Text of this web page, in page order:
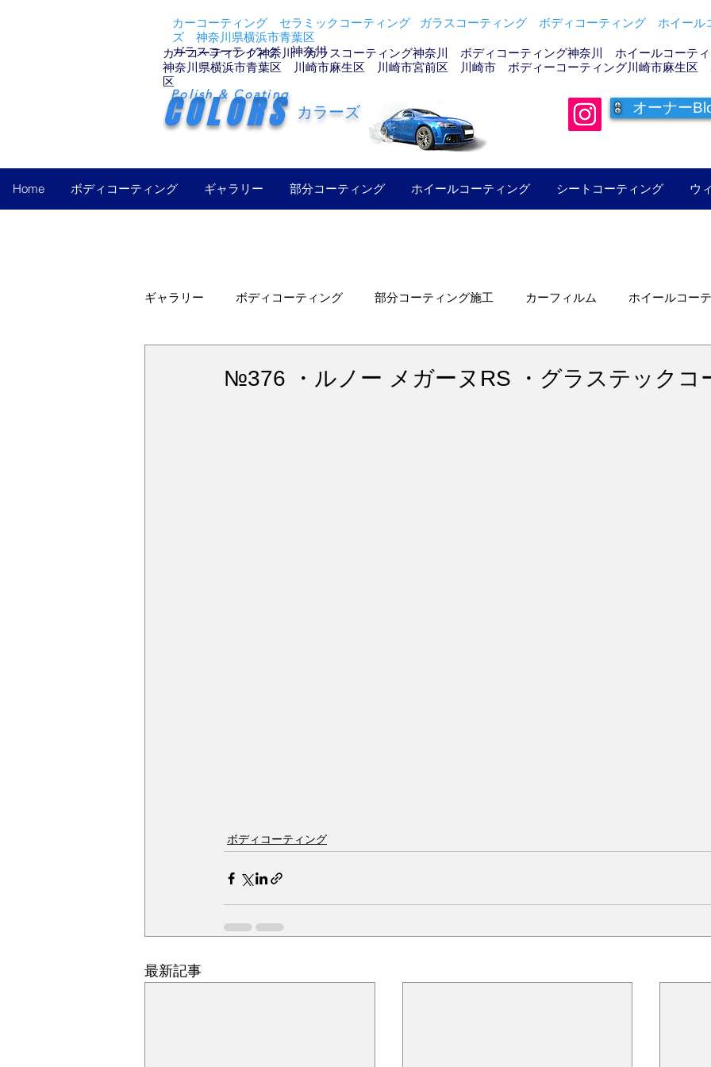
カーコーティング セラミックコーティング ガラスコーティング ボディコーティング ホイー
ズ 神奈川県横浜市青葉区
ガラスコーティング 神奈川
カーコーティング神奈川 ガラスコーティング神奈川 ボディコーティング神奈川 ホイールコーテ
神奈川県横浜市青葉区 川崎市麻生区 川崎市宮前区 川崎市 ボディーコーティング川崎市麻生区
区
COLORS
Polish & Coating
カラーズ オーナー
Home ボディコーティング ギャラリー 部分コーティング ホイールコーティング シートコーティング ウ
ギャラリー ボディコーティング 部分コーティング施工 カーフィルム ホイールコー
№376 ・ルノー メガーヌRS ・グラステックコ
ボディコーティング
最新記事